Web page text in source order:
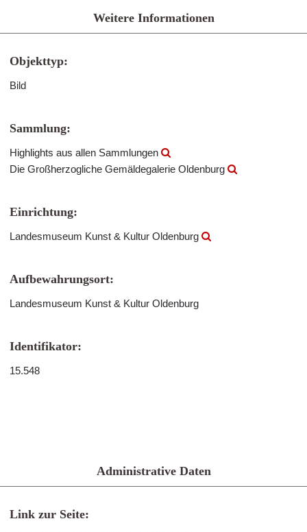
Weitere Informationen
Objekttyp:
Bild
Sammlung:
Highlights aus allen Sammlungen
Die Großherzogliche Gemäldegalerie Oldenburg
Einrichtung:
Landesmuseum Kunst & Kultur Oldenburg
Aufbewahrungsort:
Landesmuseum Kunst & Kultur Oldenburg
Identifikator:
15.548
Administrative Daten
Link zur Seite: